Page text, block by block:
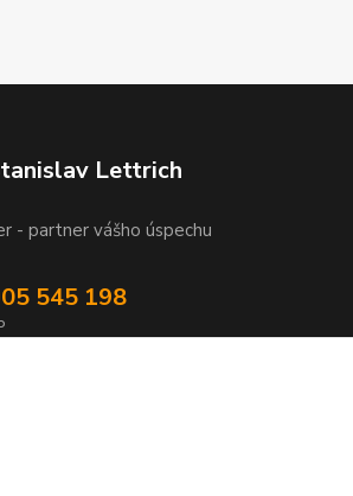
Lettrich
- partner vášho úspechu
545 198